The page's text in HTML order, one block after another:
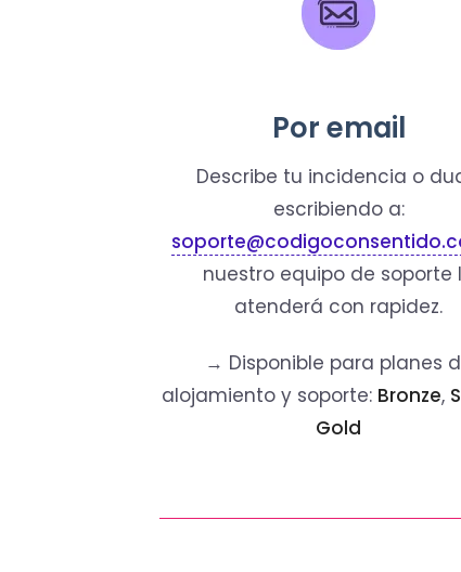
Por email
Describe tu incidencia o
escribiendo a:
nuestro equipo de soporte
atenderá con rapidez.
→ Disponible para planes
alojamiento y soporte: Bronze,
Gold